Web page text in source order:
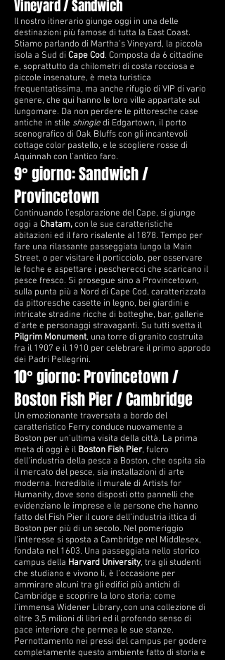
Vineyard / Sandwich
Il nostro itinerario giunge oggi in una delle
destinazioni più famose di tutta la East Coast.
Stiamo parlando di Martha’s Vineyard, la piccola
isola a Sud di Cape Cod. Composta da 6 cittadine
e, soprattutto da chilometri di costa rocciosa e
piccole insenature, è meta turistica
frequentatissima, ma anche rifugio di VIP di vario
genere, che qui hanno le loro ville appartate sul
lungomare. Da non perdere le pittoresche case
antiche in stile shingledi Edgartown, il porto
scenografico di Oak Bluffs con gli incantevoli
cottage color pastello, e le scogliere rosse di
Aquinnah con l’antico faro.
9° giorno: Sandwich /
Provincetown
Continuando l’esplorazione del Cape, si giunge
oggi a Chatam,con le sue caratteristiche
abitazioni ed il faro risalente al 1878. Tempo per
fare una rilassante passeggiata lungo la Main
Street, o per visitare il porticciolo, per osservare
le foche e aspettare i pescherecci che scaricano il
pesce fresco. Si prosegue sino a Provincetown,
sulla punta più a Nord di Cape Cod, caratterizzata
da pittoresche casette in legno, bei giardini e
intricate stradine ricche di botteghe, bar, gallerie
d’arte e personaggi stravaganti. Su tutti svetta il
Pilgrim Monument, una torre di granito costruita
fra il 1907 e il 1910 per celebrare il primo approdo
dei Padri Pellegrini.
10° giorno: Provincetown /
Boston Fish Pier / Cambridge
Un emozionante traversata a bordo del
caratteristico Ferry conduce nuovamente a
Boston per un’ultima visita della città. La prima
meta di oggi è il Boston Fish Pier, fulcro
dell'industria della pesca a Boston, che ospita sia
il mercato del pesce, sia installazioni di arte
moderna. Incredibile il murale di Artists for
Humanity, dove sono disposti otto pannelli che
evidenziano le imprese e le persone che hanno
fatto del Fish Pier il cuore dell’industria ittica di
Boston per più di un secolo. Nel pomeriggio
l’interesse si sposta a Cambridge nel Middlesex,
fondata nel 1603. Una passeggiata nello storico
campus della Harvard University, tra gli studenti
che studiano e vivono lì, è l’occasione per
ammirare alcuni tra gli edifici più antichi di
Cambridge e scoprire la loro storia; come
l’immensa Widener Library, con una collezione di
oltre 3,5 milioni di libri ed il profondo senso di
pace interiore che permea le sue stanze.
Pernottamento nei pressi del campus per godere
completamente questo ambiente fatto di storia e